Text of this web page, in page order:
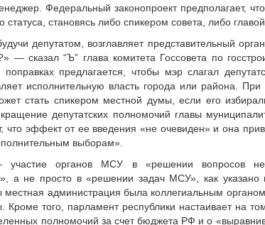
Федеральный законопроект предполагает,
статуса, становясь либо спикером совета, либо
депутатом, возглавляет представительный
— сказал “Ъ” глава комитета Госсовета по
предлагается, чтобы мэр слагал
исполнительную власть города или района. При
стать спикером местной думы, если его
депутатских полномочий главы
что эффект от ее введения «не очевиден» и она
выборам».
органов МСУ в «решении вопросов
а не просто в «решении задач МСУ», как указано
местная администрация была коллегиальным
Кроме того, парламент республики настаивает на
полномочий за счет бюджета РФ и о